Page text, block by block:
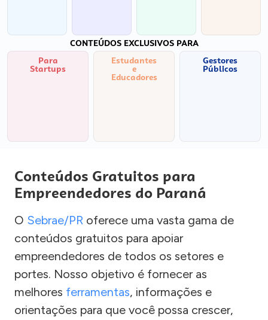
CONTEÚDOS EXCLUSIVOS PARA
Para
Startups
Estudantes
e
Educadores
Gestores
Públicos
Conteúdos Gratuitos para
Empreendedores do Paraná
O Sebrae/PR oferece uma vasta gama de
conteúdos gratuitos para apoiar
empreendedores de todos os setores e
portes. Nosso objetivo é fornecer as
melhores ferramentas, informações e
orientações para que você possa crescer,